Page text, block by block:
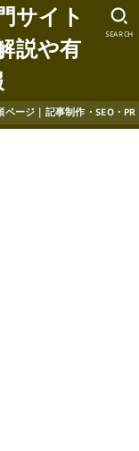
サイト
説や有
ページ｜記事制作・SEO・
SEARCH